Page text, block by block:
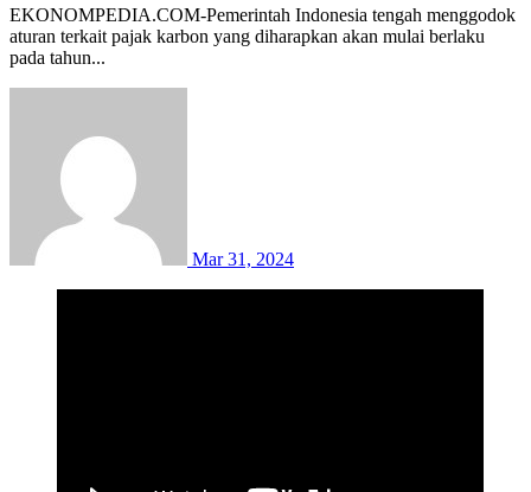
EKONOMPEDIA.COM-Pemerintah Indonesia tengah menggodok
aturan terkait pajak karbon yang diharapkan akan mulai berlaku
pada tahun...
Mar 31, 2024